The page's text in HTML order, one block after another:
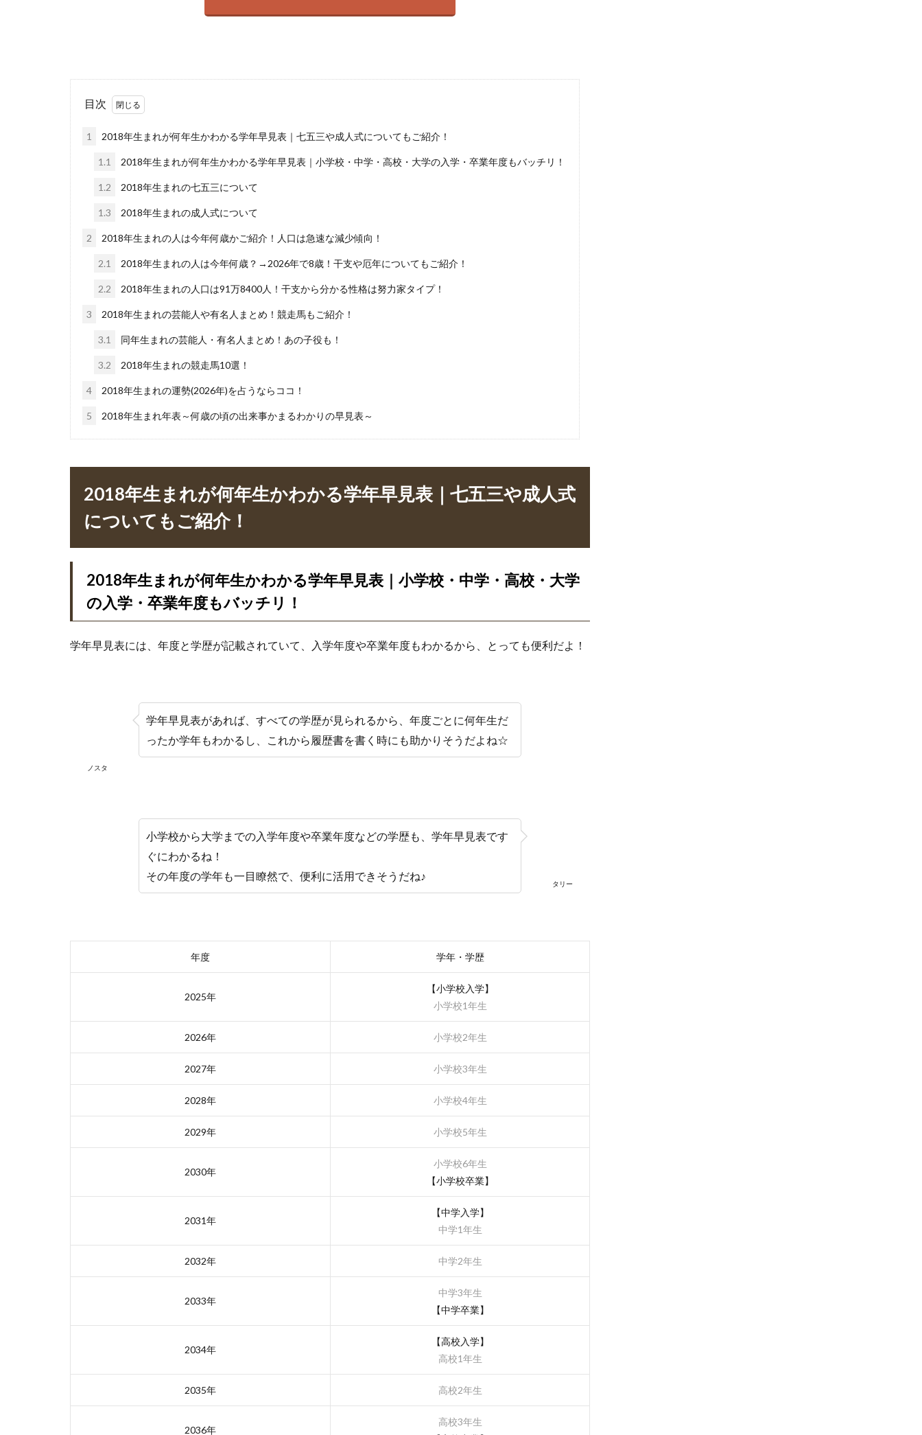
目次
1 2018年生まれが何年生かわかる学年早見表｜七五三や成人式についてもご紹介！
1.1 2018年生まれが何年生かわかる学年早見表｜小学校・中学・高校・大学の入学・卒業年度もバッチリ！
1.2 2018年生まれの七五三について
1.3 2018年生まれの成人式について
2 2018年生まれの人は今年何歳かご紹介！人口は急速な減少傾向！
2.1 2018年生まれの人は今年何歳？→2026年で8歳！干支や厄年についてもご紹介！
2.2 2018年生まれの人口は91万8400人！干支から分かる性格は努力家タイプ！
3 2018年生まれの芸能人や有名人まとめ！競走馬もご紹介！
3.1 同年生まれの芸能人・有名人まとめ！あの子役も！
3.2 2018年生まれの競走馬10選！
4 2018年生まれの運勢(2026年)を占うならココ！
5 2018年生まれ年表～何歳の頃の出来事かまるわかりの早見表～
2018年生まれが何年生かわかる学年早見表｜七五三や成人式
についてもご紹介！
2018年生まれが何年生かわかる学年早見表｜小学校・中学・高校・大学
の入学・卒業年度もバッチリ！
学年早見表には、年度と学歴が記載されていて、入学年度や卒業年度もわかるから、とっても便利だよ！
ノスタ
学年早見表があれば、すべての学歴が見られるから、年度ごとに何年生だ
ったか学年もわかるし、これから履歴書を書く時にも助かりそうだよね☆
タリー
小学校から大学までの入学年度や卒業年度などの学歴も、学年早見表です
ぐにわかるね！
その年度の学年も一目瞭然で、便利に活用できそうだね♪
年度 学年・学歴
2025年
【小学校入学】
小学校1年生
2026年 小学校2年生
2027年 小学校3年生
2028年 小学校4年生
2029年 小学校5年生
2030年
小学校6年生
【小学校卒業】
2031年
【中学入学】
中学1年生
2032年 中学2年生
2033年
中学3年生
【中学卒業】
2034年
【高校入学】
高校1年生
2035年 高校2年生
2036年
高校3年生